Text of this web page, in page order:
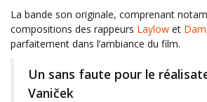
La bande son originale, comprenant
compositions des rappeurs Laylow et
parfaitement dans l’ambiance du film.
Un sans faute pour le
Vaniček